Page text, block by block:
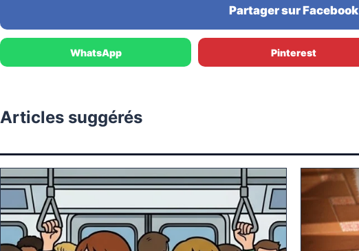
Partager sur Facebook
WhatsApp Pinterest
Articles suggérés